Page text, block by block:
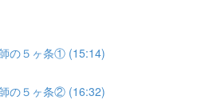
の５ヶ条① (15:14)
の５ヶ条② (16:32)